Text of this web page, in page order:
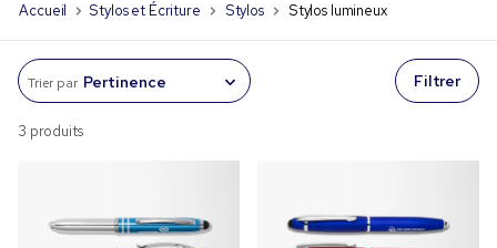
Accueil Stylos et Écriture Stylos Stylos lumineux
Trier par Filtrer
3 produits